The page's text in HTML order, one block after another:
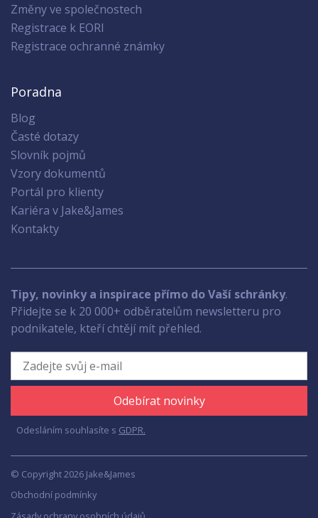
Změny ve společnostech
Registrace k EORI
Registrace ochranné známky
Poradna
Blog
Časté dotazy
Slovník pojmů
Vzory dokumentů
Portál pro klienty
Kariéra v Jake&James
Kontakty
Tipy, novinky a inspirace přímo do Vaší schránky.
Přidejte se k 20 000+ odběratelům newsletteru pro
podnikatele, kteří chtějí mít přehled.
Odebírat novinky
Odesláním souhlasíte s GDPR.
© Copyright 2026 Jake&James
Obchodní podmínky